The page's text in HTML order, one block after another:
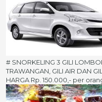
# SNORKELING 3 GILI
TRAWANGAN, GILI AIR DAN
HARGA Rp. 150.000,- per